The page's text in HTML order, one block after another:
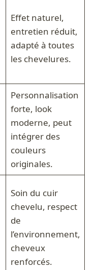
Effet naturel,
entretien réduit,
adapté à toutes
les chevelures.
Personnalisation
forte, look
moderne, peut
intégrer des
couleurs
originales.
Soin du cuir
chevelu, respect
de
l’environnement,
cheveux
renforcés.